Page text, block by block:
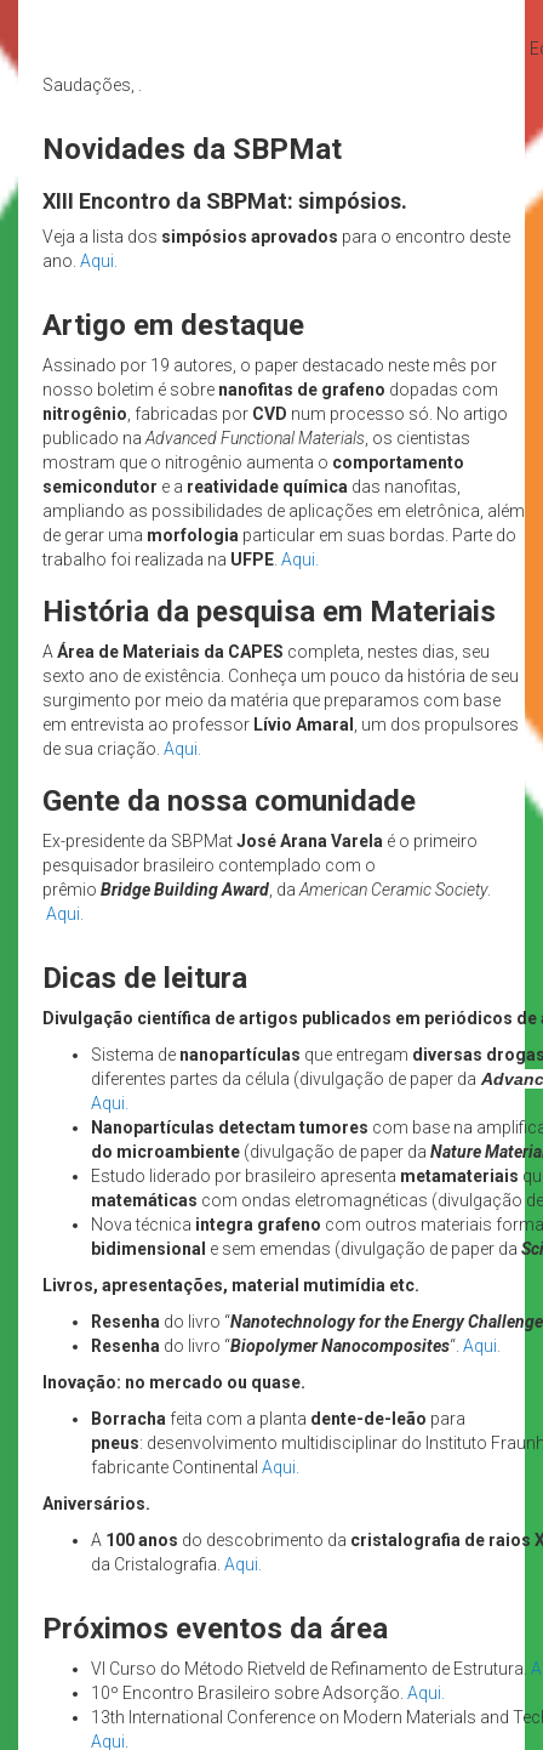
Saudações, .
Novidades da SBPMat
XIII Encontro da SBPMat: simpósios.
Veja a lista dos simpósios aprovados para o encontro deste
ano. Aqui.
Artigo em destaque
Assinado por 19 autores, o paper destacado neste mês por
nosso boletim é sobre nanofitas de grafeno dopadas com
nitrogênio , fabricadas por CVD num processo só. No artigo
publicado na Advanced Functional Materials , os cientistas
mostram que o nitrogênio aumenta o comportamento
semicondutor e a reatividade química das nanofitas,
ampliando as possibilidades de aplicações em eletrônica, além
de gerar uma morfologia particular em suas bordas. Parte do
trabalho foi realizada na UFPE Aqui.
História da pesquisa em Materiais
A Área de Materiais da CAPES completa, nestes dias, seu
sexto ano de existência. Conheça um pouco da história de seu
surgimento por meio da matéria que preparamos com base
em entrevista ao professor Lívio Amaral
, um dos propulsores
de sua criação. Aqui.
Gente da nossa comunidade
Ex-presidente da SBPMatJosé Arana Varela é o primeiro
pesquisador brasileiro contemplado com o
prêmio Bridge Building Award , da American Ceramic Society.
Aqui.
Dicas de leitura
Divulgação científica de artigos publicados em periódicos
Sistema de nanopartículas que entregam diversas
diferentes partes da célula (divulgação de paper da
Aqui.
Nanopartículas detectam tumores com base na
do microambiente (divulgação de paper da Nature
Estudo liderado por brasileiro apresenta metamateriais
matemáticas com ondas eletromagnéticas (divulgação
Nova técnica integra grafeno com outros materiais
bidimensional e sem emendas (divulgação de paper da
Livros, apresentações, material mutimídia etc.
Resenha do livro “Nanotechnology for the Energy Challenge
Resenha do livro “Biopolymer Nanocomposites“. Aqui.
Inovação: no mercado ou quase.
Borracha feita com a planta dente-de-leão para
pneus: desenvolvimento multidisciplinar do Instituto
fabricante Continental Aqui.
Aniversários.
A 100 anos do descobrimento da cristalografia de raios
da Cristalografia. Aqui.
Próximos eventos da área
VI Curso do Método Rietveld de Refinamento de Estrutura.
10º Encontro Brasileiro sobre Adsorção. Aqui.
13th International Conference on Modern Materials and
Aqui